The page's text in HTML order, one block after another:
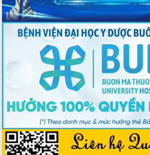
Chuyển đổi số mở ra không gian phát
triển trong lĩnh vực văn hóa, du lịch
Công bố quyết định của Ban Thường
vụ Tỉnh ủy về công tác cán bộ.
Thủ tướng Phạm Minh Chính: Khẩn
trương tái thiết cuộc sống người dân
Tập trung nâng cao chất lượng, tổ
chức sản xuất sầu riêng theo hướng
bền vững
Đẩy nhanh công tác khắc phục, ổn
định đời sống Nhân dân sau bão số 13
Bí thư Tỉnh ủy Lương Nguyễn Minh
Triết dự Ngày hội đại đoàn kết tại